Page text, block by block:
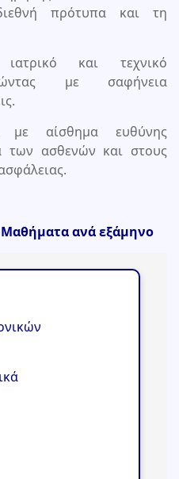
πρότυπα και τη
και τεχνικό
με σαφήνεια
με αίσθημα ευθύνης
των ασθενών και στους
ανά εξάμηνο